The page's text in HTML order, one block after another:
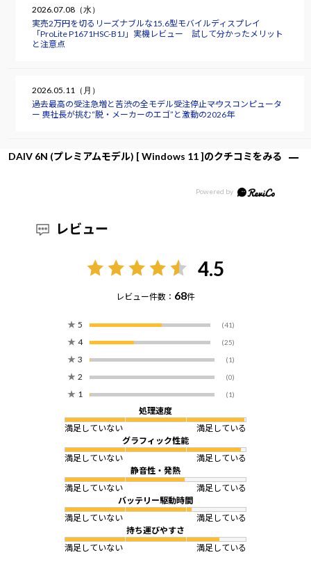
2026.07.08（水）
実売2万円を切るリーズナブルな15.6型モバイルディスプレイ
「ProLite P1671HSC-B1J」実機レビュー 試して分かったメリット
と注意点
2026.05.11（月）
過去最高の受注急増と苦渋の全モデル受注停止――マウスコンピュータ
ー 軣社長が挑む“脱・メーカーのエゴ”と激動の2026年
DAIV 6N (プレミアムモデル) [ Windows 11 ]のクチコミをみる
レビュー
4.5
レビュー件数： 68件
★ 5 (41)
★ 4 (25)
★ 3 (1)
★ 2 (0)
★ 1 (1)
処理速度
満足していない
満足している
グラフィック性能
満足していない
満足している
静音性・発熱
満足していない
満足している
バッテリー駆動時間
満足していない
満足している
持ち運びやすさ
満足していない
満足している